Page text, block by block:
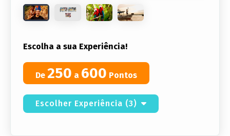
Escolha a sua Experiência!
De 250 a 600 Pontos
Escolher Experiência (3)